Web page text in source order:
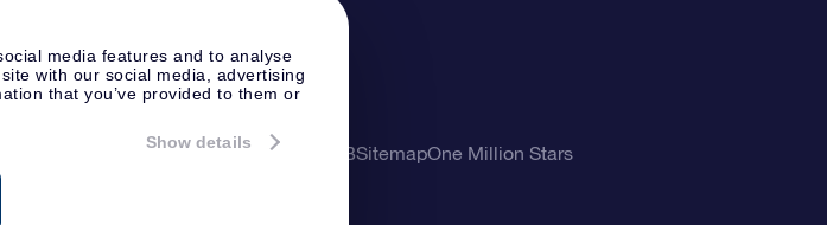
media features and to analyse
with our social media, advertising
that you’ve provided to them or
Show details
Datenschutzerklärung AGBSitemapOne Million Stars